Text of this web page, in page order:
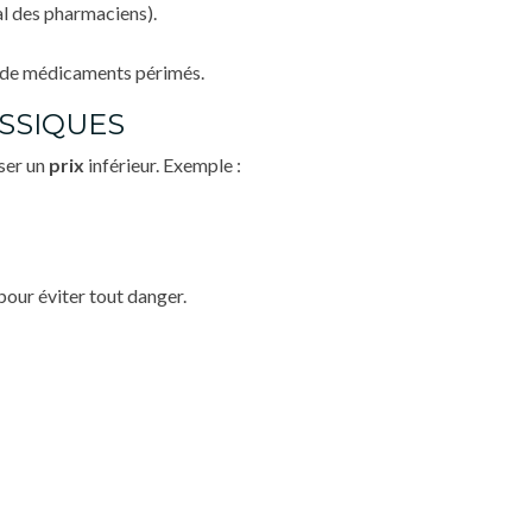
des pharmaciens).
médicaments périmés.
un prix inférieur. Exemple :
éviter tout danger.